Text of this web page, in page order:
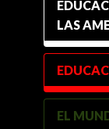
LAS
EL